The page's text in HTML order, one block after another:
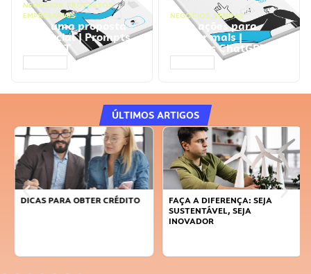
NEGÓCIOS, PROCESSOS
EMPRESARIAIS
Faça uma proposta
comercial | Prompts
ChatGPT
NEGÓCIOS, VENDAS
Faça ações para
vender mais |
Prompts ChatGPT
ÚLTIMOS ARTIGOS
DICAS PARA OBTER CRÉDITO
FAÇA A DIFERENÇA: SEJA
SUSTENTÁVEL, SEJA
INOVADOR